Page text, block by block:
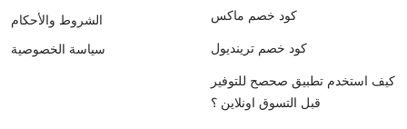
الشروط والأحكام
سياسة الخصوصية
كود خصم ماكس
كود خصم ترينديول
كيف استخدم تطبيق صحصح للتوفير
قبل التسوق اونلاين ؟